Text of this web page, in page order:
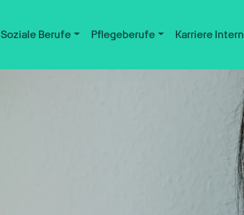
Soziale Berufe Pflegeberufe Karriere Intern